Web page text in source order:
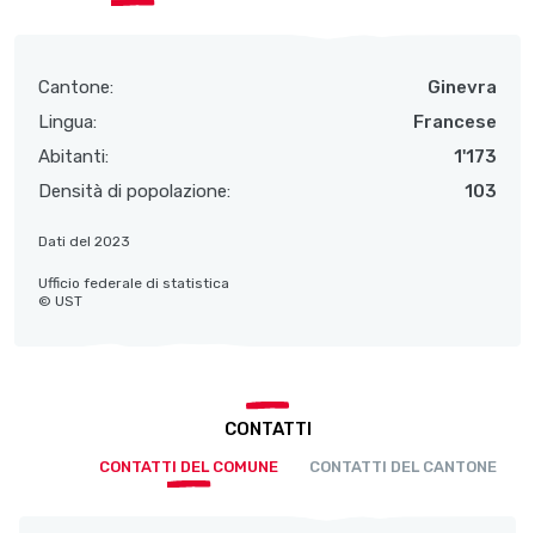
Cantone:
Ginevra
Lingua:
Francese
Abitanti:
1'173
Densità di popolazione:
103
Dati del 2023
Ufficio federale di statistica
© UST
CONTATTI
CONTATTI DEL COMUNE CONTATTI DEL CANTONE